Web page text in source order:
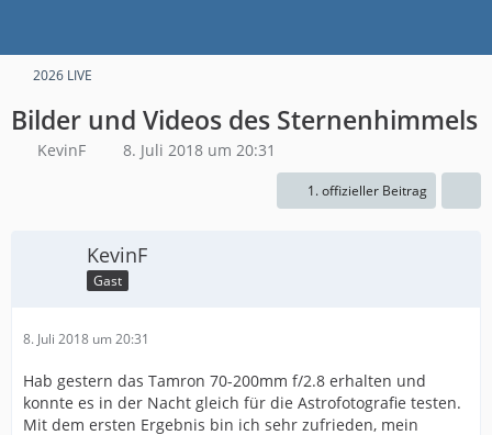
2026 LIVE
Bilder und Videos des Sternenhimmels
KevinF 8. Juli 2018 um 20:31
1. offizieller Beitrag
KevinF
Gast
8. Juli 2018 um 20:31
Hab gestern das Tamron 70-200mm f/2.8 erhalten und
konnte es in der Nacht gleich für die Astrofotografie testen.
Mit dem ersten Ergebnis bin ich sehr zufrieden, mein